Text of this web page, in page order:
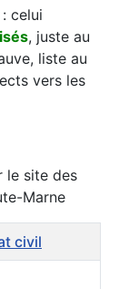
celui
, juste au
liste au
vers les
le site des
Marne
civil